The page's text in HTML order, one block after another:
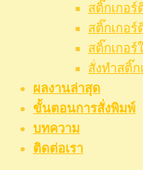
สติ๊กเกอ
สติ๊กเกอ
สติ๊กเกอ
สั่งทําสติ๊ก
ผลงานล่าสุด
ขั้นตอนการสั่งพิมพ์
บทความ
ติดต่อเรา